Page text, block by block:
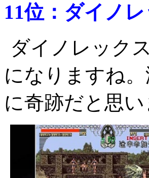
11位：ダイノ
ダイノレック
になりますね
に奇跡だと思い